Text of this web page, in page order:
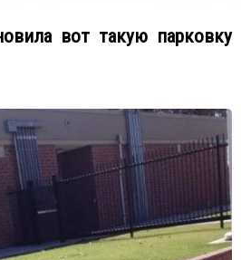
вот такую парковку